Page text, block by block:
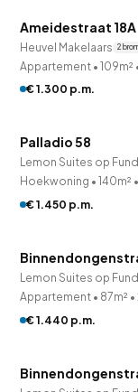
Ameidestraat 18A
Heuvel Makelaars 2
Appartement • 109m²
€ 1.300 p.m.
Palladio 58
Lemon Suites op
Hoekwoning • 140m² •
€ 1.450 p.m.
Lemon Suites op
Appartement • 87m² •
€ 1.440 p.m.
Onder optie